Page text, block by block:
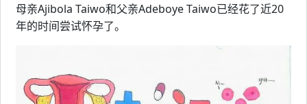
母亲Ajibola Taiwo和父亲Adeboye Taiwo已经花了近20
年的时间尝试怀孕了。